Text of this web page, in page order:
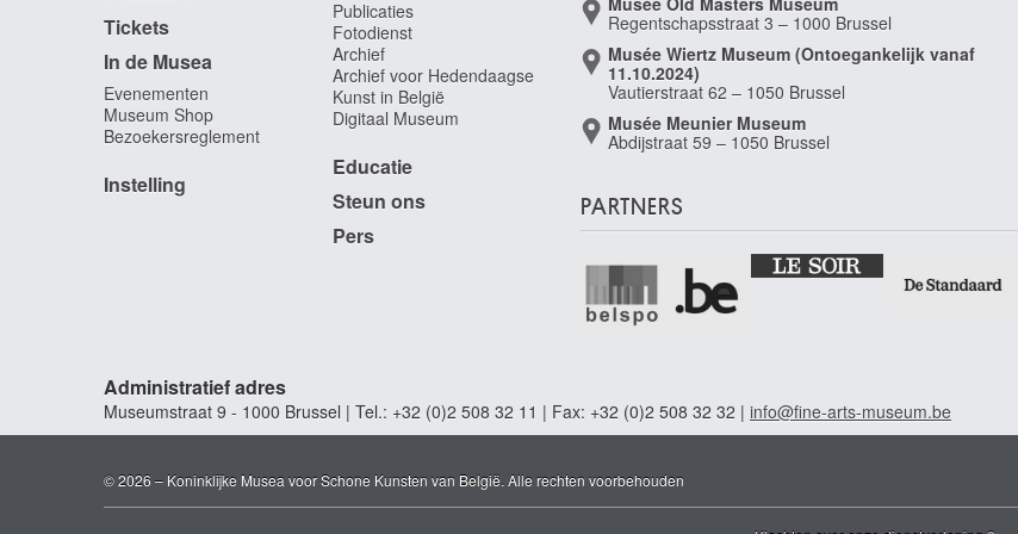
Tickets
In de Musea
Evenementen
Museum Shop
Bezoekersreglement
Instelling
Publicaties
Fotodienst
Archief
Archief voor Hedendaagse
Kunst in België
Digitaal Museum
Educatie
Steun ons
Pers
Regentschapsstraat 3 – 1000 Brussel
Musée Wiertz Museum (Ontoegankelijk vanaf
11.10.2024)
Vautierstraat 62 – 1050 Brussel
Musée Meunier Museum
Abdijstraat 59 – 1050 Brussel
PARTNERS
Administratief adres
Museumstraat 9 - 1000 Brussel | Tel.: +32 (0)2 508 32 11 | Fax: +32 (0)2 508 32 32 | info@fine-arts-museum.be
© 2026 – Koninklijke Musea voor Schone Kunsten van België. Alle rechten voorbehouden